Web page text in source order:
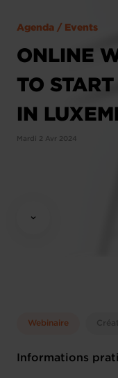
Agenda / Events
ONLINE
TO
IN
Mardi 2 Avr 2024
Webinaire
Informations